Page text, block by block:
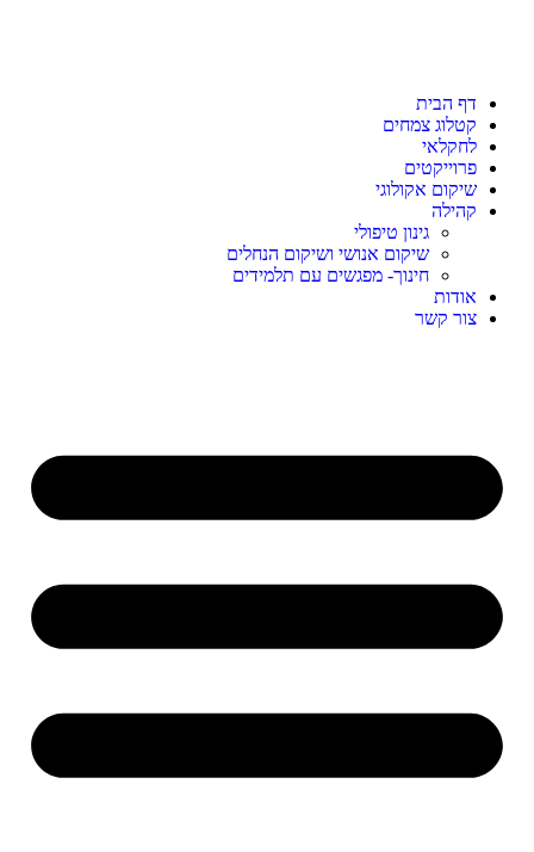
דף הבית
קטלוג צמחים
לחקלאי
פרוייקטים
שיקום אקולוגי
קהילה
גינון טיפולי
שיקום אנושי ושיקום הנחלים
חינוך- מפגשים עם תלמידים
אודות
צור קשר